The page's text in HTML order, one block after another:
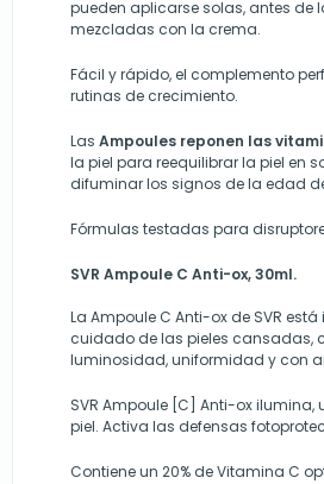
pueden aplicarse solas, antes de
mezcladas con la crema.
Fácil y rápido, el complemento
rutinas de crecimiento.
Las Ampoules reponen las
la piel para reequilibrar la piel en
difuminar los signos de la edad
Fórmulas testadas para
SVR Ampoule C Anti-ox, 30ml.
La Ampoule C Anti-ox de SVR
cuidado de las pieles cansadas,
luminosidad, uniformidad y con
SVR Ampoule [C] Anti-ox
piel. Activa las defensas
Contiene un 20% de Vitamina C